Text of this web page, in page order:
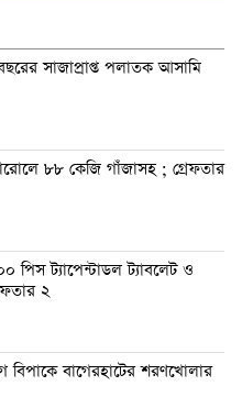
সাজাপ্রাপ্ত পলাতক আসামি
৮৮ কেজি গাঁজাসহ ; গ্রেফতার
পিস ট্যাপেন্টাডল ট্যাবলেট ও
২
বিপাকে বাগেরহাটের শরণখোলার